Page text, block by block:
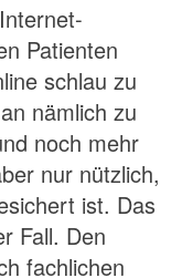
Patienten
schlau zu
nämlich zu
noch mehr
nur nützlich,
ist. Das
Fall. Den
fachlichen